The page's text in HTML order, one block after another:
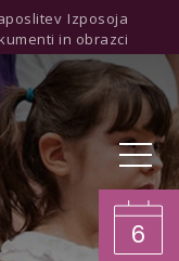
Izposoja
in obrazci
6